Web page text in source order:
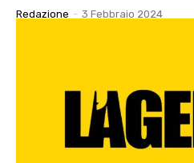
Redazione - 3 Febbraio 2024